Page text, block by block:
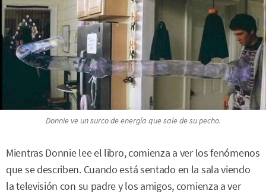
Donnie ve un surco de energía que sale de su pecho.
Mientras Donnie lee el libro, comienza a ver los fenómenos
que se describen. Cuando está sentado en la sala viendo
la televisión con su padre y los amigos, comienza a ver